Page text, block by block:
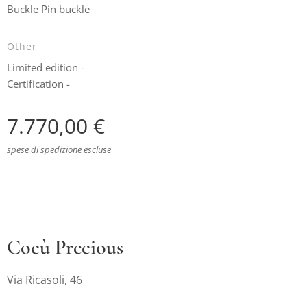
Buckle Pin buckle
Other
Limited edition -
Certification -
7.770,00 €
spese di spedizione escluse
Cocù Precious
Via Ricasoli, 46